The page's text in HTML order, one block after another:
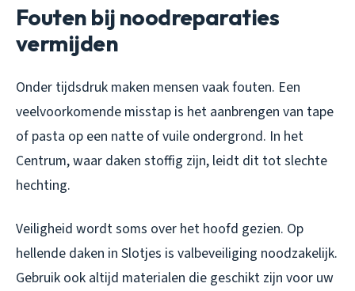
Fouten bij noodreparaties
vermijden
Onder tijdsdruk maken mensen vaak fouten. Een
veelvoorkomende misstap is het aanbrengen van tape
of pasta op een natte of vuile ondergrond. In het
Centrum, waar daken stoffig zijn, leidt dit tot slechte
hechting.
Veiligheid wordt soms over het hoofd gezien. Op
hellende daken in Slotjes is valbeveiliging noodzakelijk.
Gebruik ook altijd materialen die geschikt zijn voor uw